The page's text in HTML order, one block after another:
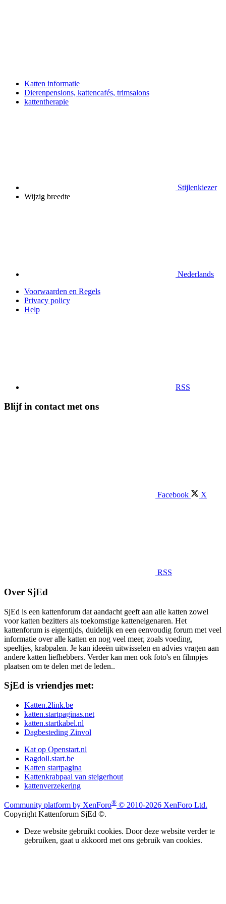
Katten informatie
Dierenpensions, kattencafés, trimsalons
kattentherapie
Stijlenkiezer
Wijzig breedte
Nederlands
Voorwaarden en Regels
Privacy policy
Help
RSS
Blijf in contact met ons
Facebook X
RSS
Over SjEd
SjEd is een kattenforum dat aandacht geeft aan alle katten zowel
voor katten bezitters als toekomstige katteneigenaren. Het
kattenforum is eigentijds, duidelijk en een eenvoudig forum met veel
informatie over alle katten en nog veel meer, zoals voeding,
speeltjes, krabpalen. Je kan ideeën uitwisselen en advies vragen aan
andere katten liefhebbers. Verder kan men ook foto's en filmpjes
plaatsen om te delen met de leden..
SjEd is vriendjes met:
Katten.2link.be
katten.startpaginas.net
katten.startkabel.nl
Dagbesteding Zinvol
Kat op Openstart.nl
Ragdoll.start.be
Katten startpagina
Kattenkrabpaal van steigerhout
kattenverzekering
Community platform by XenForo® © 2010-2026 XenForo Ltd.
Copyright Kattenforum SjEd ©.
Deze website gebruikt cookies. Door deze website verder te
gebruiken, gaat u akkoord met ons gebruik van cookies.